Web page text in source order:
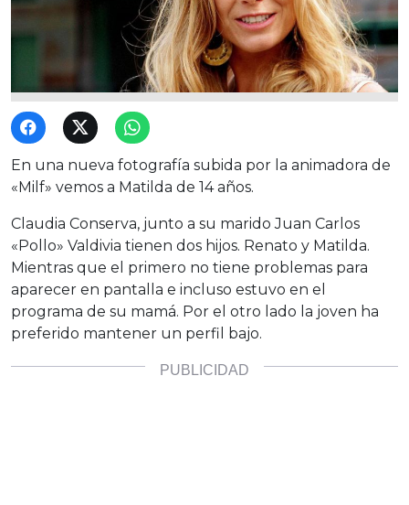
En una nueva fotografía subida por la animadora de
«Milf» vemos a Matilda de 14 años.
Claudia Conserva, junto a su marido Juan Carlos
«Pollo» Valdivia tienen dos hijos. Renato y Matilda.
Mientras que el primero no tiene problemas para
aparecer en pantalla e incluso estuvo en el
programa de su mamá. Por el otro lado la joven ha
preferido mantener un perfil bajo.